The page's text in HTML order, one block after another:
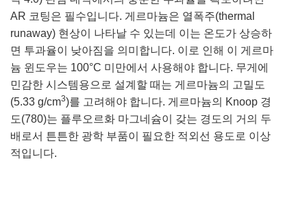
AR 코팅은 필수입니다. 게르마늄은 열폭주(thermal
runaway) 현상이 나타날 수 있는데 이는 온도가 상승하
면 투과율이 낮아짐을 의미합니다. 이로 인해 이 게르마
늄 윈도우는 100°C 미만에서 사용해야 합니다. 무게에
민감한 시스템용으로 설계할 때는 게르마늄의 고밀도
(5.33 g/cm3)를 고려해야 합니다. 게르마늄의 Knoop 경
도(780)는 플루오르화 마그네슘이 갖는 경도의 거의 두
배로서 튼튼한 광학 부품이 필요한 적외선 용도로 이상
적입니다.